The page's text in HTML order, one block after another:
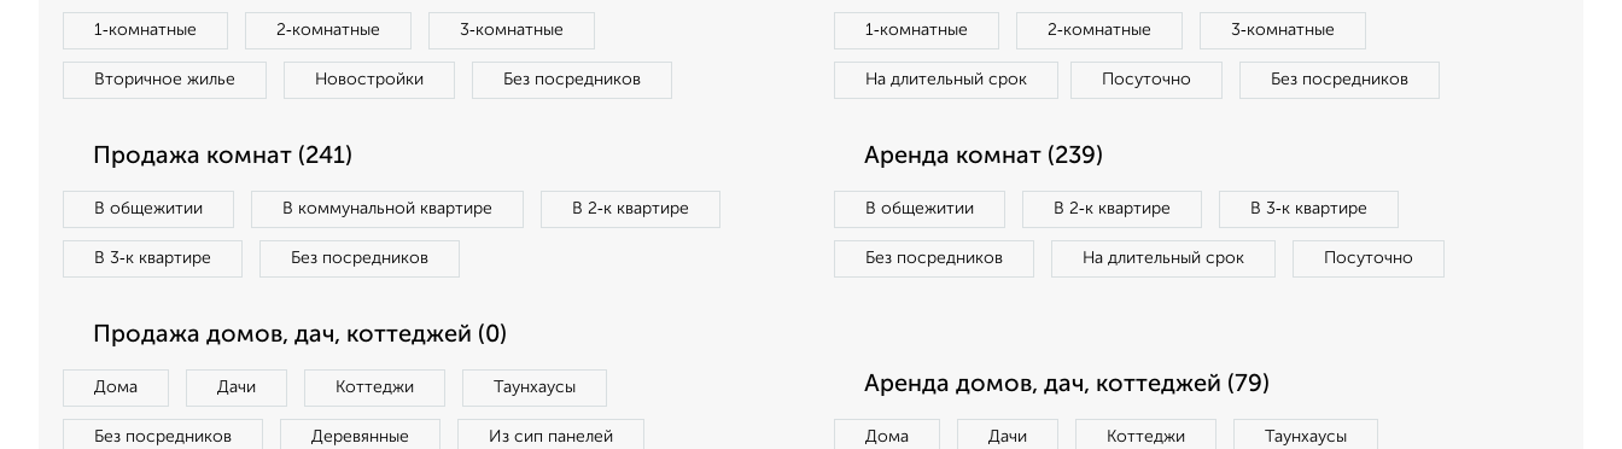
1‑комнатные 2‑комнатные 3‑комнатные
Вторичное жилье Новостройки Без посредников
1‑комнатные 2‑комнатные 3‑комнатные
На длительный срок Посуточно Без посредников
Продажа комнат (241)
В общежитии В коммунальной квартире В 2‑к квартире
В 3‑к квартире Без посредников
Аренда комнат (239)
В общежитии В 2‑к квартире В 3‑к квартире
Без посредников На длительный срок Посуточно
Продажа домов, дач, коттеджей (0)
Дома Дачи Коттеджи Таунхаусы
Без посредников Деревянные Из сип панелей
Аренда домов, дач, коттеджей (79)
Дома Дачи Коттеджи Таунхаусы